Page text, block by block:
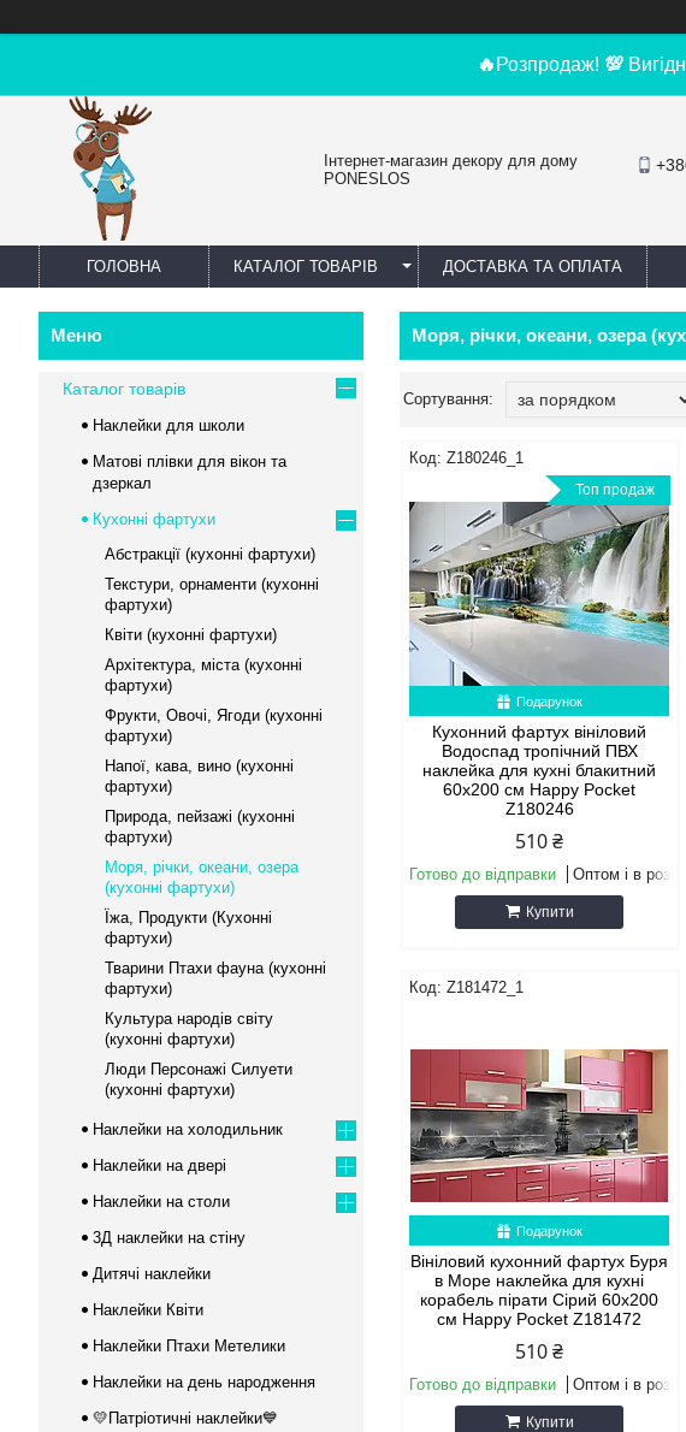
🔥 Розпродаж! 💯
Інтернет-магазин декору для дому
PONESLOS
ГОЛОВНА КАТАЛОГ ТОВАРІВ ДОСТАВКА ТА ОПЛАТА
Моря, річки, океани, озера
Z180246_1
Топ продаж
Подарунок
Кухонний фартух вініловий
Водоспад тропічний ПВХ
наклейка для кухні блакитний
60х200 см Happy Pocket
Z180246
510 ₴
Готово до відправки Оптом і в
Купити
Z181472_1
Подарунок
Вініловий кухонний фартух Буря
в Море наклейка для кухні
корабель пірати Сірий 60х200
см Happy Pocket Z181472
510 ₴
Готово до відправки Оптом і в
Купити
Каталог товарів
Наклейки для школи
Матові плівки для вікон та
дзеркал
Кухонні фартухи
Абстракції (кухонні фартухи)
Текстури, орнаменти (кухонні
фартухи)
Квіти (кухонні фартухи)
Архітектура, міста (кухонні
фартухи)
Фрукти, Овочі, Ягоди (кухонні
фартухи)
Напої, кава, вино (кухонні
фартухи)
Природа, пейзажі (кухонні
фартухи)
Моря, річки, океани, озера
(кухонні фартухи)
Їжа, Продукти (Кухонні
фартухи)
Тварини Птахи фауна (кухонні
фартухи)
Культура народів світу
(кухонні фартухи)
Люди Персонажі Силуети
(кухонні фартухи)
Наклейки на холодильник
Наклейки на двері
Наклейки на столи
3Д наклейки на стіну
Дитячі наклейки
Наклейки Квіти
Наклейки Птахи Метелики
Наклейки на день народження
💛Патріотичні наклейки💙